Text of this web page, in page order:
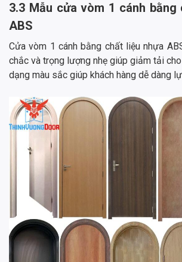
3.3 Mẫu cửa vòm 1 cánh bằng
ABS
Cửa vòm 1 cánh bằng chất liệu nhựa
chắc và trọng lượng nhẹ giúp giảm tải
dạng màu sắc giúp khách hàng dễ dàng